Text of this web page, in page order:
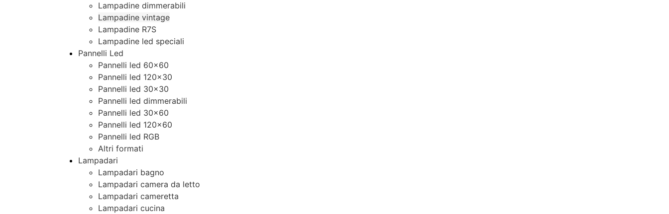
Lampadine dimmerabili
Lampadine vintage
Lampadine R7S
Lampadine led speciali
Pannelli Led
Pannelli led 60×60
Pannelli led 120×30
Pannelli led 30×30
Pannelli led dimmerabili
Pannelli led 30×60
Pannelli led 120×60
Pannelli led RGB
Altri formati
Lampadari
Lampadari bagno
Lampadari camera da letto
Lampadari cameretta
Lampadari cucina